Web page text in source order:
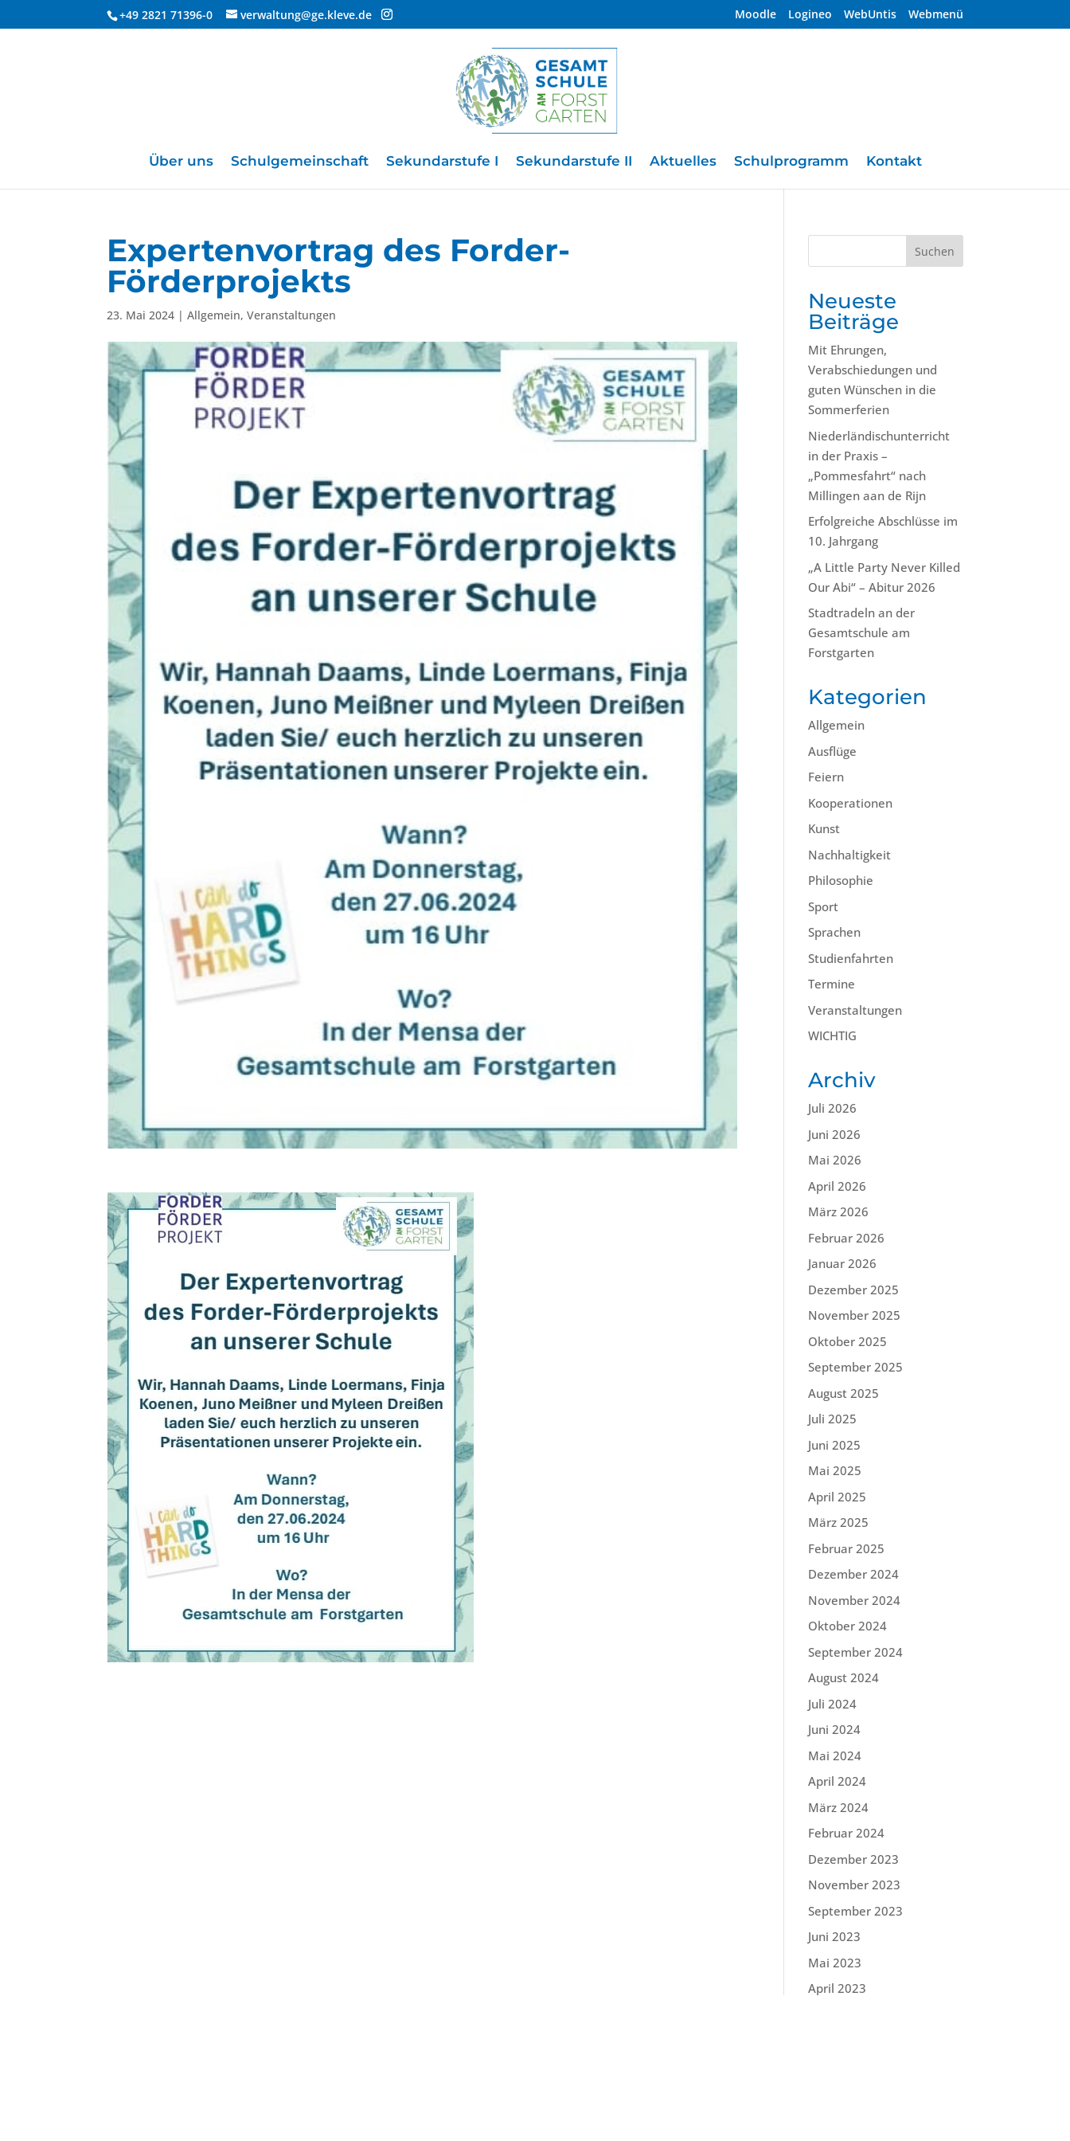
+49 2821 71396-0 verwaltung@ge.kleve.de Moodle Logineo WebUntis Webmenü
Über uns Schulgemeinschaft Sekundarstufe I Sekundarstufe II Aktuelles Schulprogramm Kontakt
Expertenvortrag des Forder-
Förderprojekts
23. Mai 2024 |Allgemein,Veranstaltungen
Suchen
Neueste
Beiträge
Mit Ehrungen,
Verabschiedungen und
guten Wünschen in die
Sommerferien
Niederländischunterricht
in der Praxis –
„Pommesfahrt“ nach
Millingen aan de Rijn
Erfolgreiche Abschlüsse im
10. Jahrgang
„A Little Party Never Killed
Our Abi“ – Abitur 2026
Stadtradeln an der
Gesamtschule am
Forstgarten
Kategorien
Allgemein
Ausflüge
Feiern
Kooperationen
Kunst
Nachhaltigkeit
Philosophie
Sport
Sprachen
Studienfahrten
Termine
Veranstaltungen
WICHTIG
Archiv
Juli 2026
Juni 2026
Mai 2026
April 2026
März 2026
Februar 2026
Januar 2026
Dezember 2025
November 2025
Oktober 2025
September 2025
August 2025
Juli 2025
Juni 2025
Mai 2025
April 2025
März 2025
Februar 2025
Dezember 2024
November 2024
Oktober 2024
September 2024
August 2024
Juli 2024
Juni 2024
Mai 2024
April 2024
März 2024
Februar 2024
Dezember 2023
November 2023
September 2023
Juni 2023
Mai 2023
April 2023